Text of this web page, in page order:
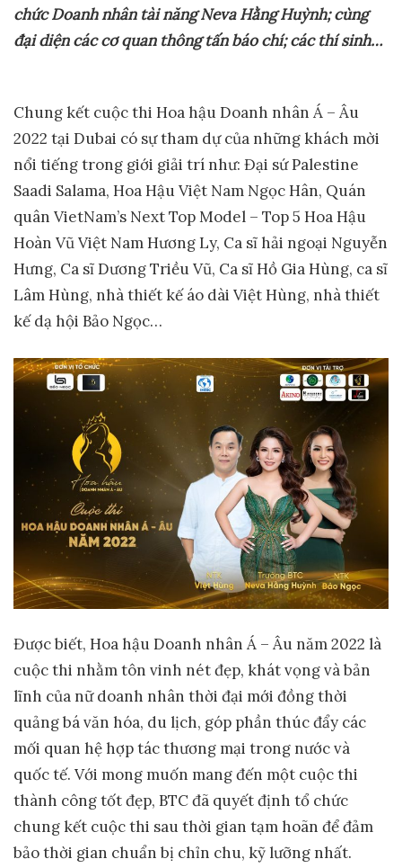
chức Doanh nhân tài năng Neva Hằng Huỳnh;cùng
đại diện các cơ quan thông tấn báo chí; các thí sinh…
Chung kết cuộc thi Hoa hậu Doanh nhân Á – Âu
2022 tại Dubai có sự tham dự của những khách mời
nổi tiếng trong giới giải trí như: Đại sứ Palestine
Saadi Salama, Hoa Hậu Việt Nam Ngọc Hân, Quán
quân VietNam’s Next Top Model – Top 5 Hoa Hậu
Hoàn Vũ Việt Nam Hương Ly, Ca sĩ hải ngoại Nguyễn
Hưng, Ca sĩ Dương Triều Vũ, Ca sĩ Hồ Gia Hùng, ca sĩ
Lâm Hùng, nhà thiết kế áo dài Việt Hùng, nhà thiết
kế dạ hội Bảo Ngọc…
Được biết, Hoa hậu Doanh nhân Á – Âu năm 2022 là
cuộc thi nhằm tôn vinh nét đẹp, khát vọng và bản
lĩnh của nữ doanh nhân thời đại mới đồng thời
quảng bá văn hóa, du lịch, góp phần thúc đẩy các
mối quan hệ hợp tác thương mại trong nước và
quốc tế. Với mong muốn mang đến một cuộc thi
thành công tốt đẹp, BTC đã quyết định tổ chức
chung kết cuộc thi sau thời gian tạm hoãn để đảm
bảo thời gian chuẩn bị chỉn chu, kỹ lưỡng nhất.